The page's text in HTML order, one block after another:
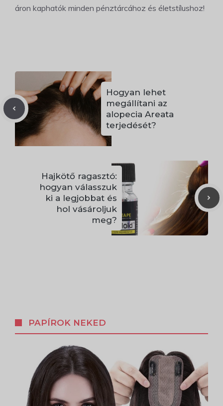
áron kaphatók minden pénztárcához és életstílushoz!
Hogyan lehet
megállítani az
alopecia Areata
terjedését?
Hajkötő ragasztó:
hogyan válasszuk
ki a legjobbat és
hol vásároljuk
meg?
PAPÍROK NEKED